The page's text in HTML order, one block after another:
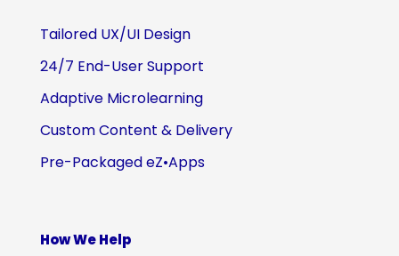
Tailored UX/UI Design
24/7 End-User Support
Adaptive Microlearning
Custom Content & Delivery
Pre-Packaged eZ•Apps
How We Help